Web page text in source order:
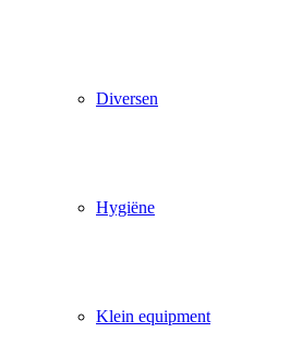
Diversen
Hygiëne
Klein equipment